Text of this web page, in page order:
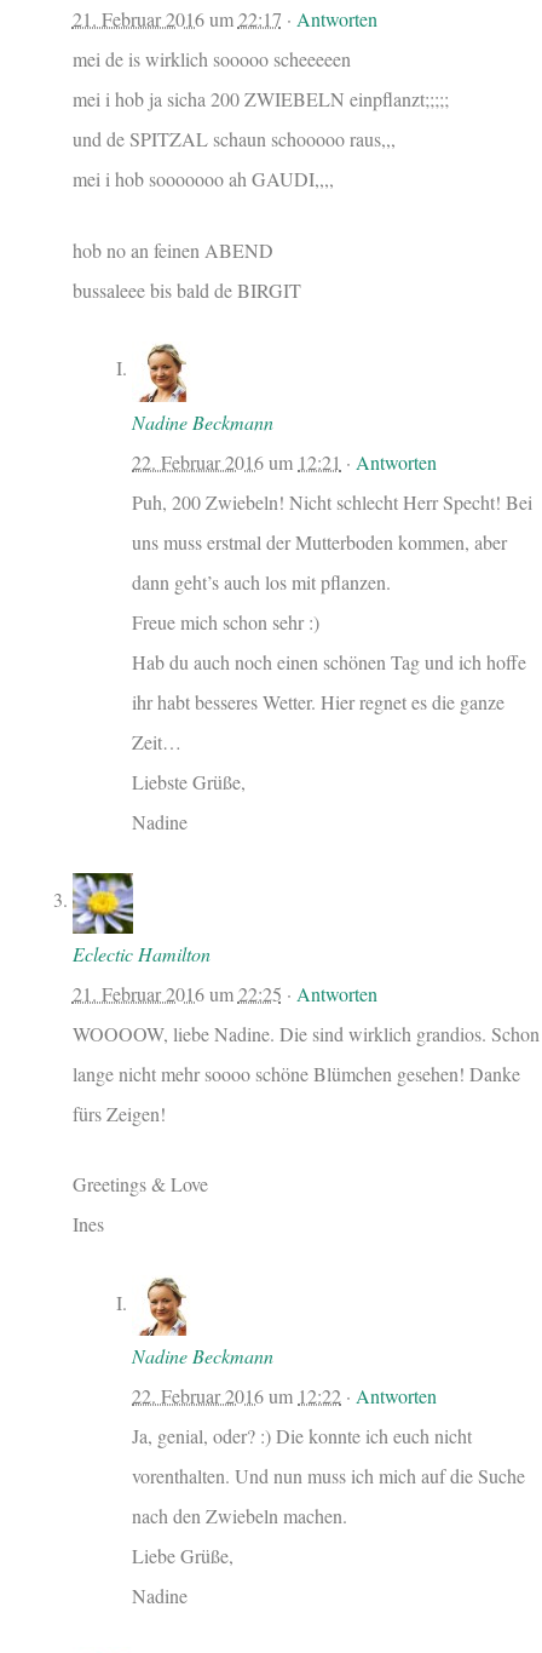
21. Februar 2016um22:17 · Antworten
mei de is wirklich sooooo scheeeeen
mei i hob ja sicha 200 ZWIEBELN einpflanzt;;;;;
und de SPITZAL schaun schooooo raus,,,
mei i hob sooooooo ah GAUDI,,,,
hob no an feinen ABEND
bussaleee bis bald de BIRGIT
Nadine Beckmann
22. Februar 2016um 12:21 · Antworten
Puh, 200 Zwiebeln! Nicht schlecht Herr Specht! Bei
uns muss erstmal der Mutterboden kommen, aber
dann geht’s auch los mit pflanzen.
Freue mich schon sehr :)
Hab du auch noch einen schönen Tag und ich hoffe
ihr habt besseres Wetter. Hier regnet es die ganze
Zeit…
Liebste Grüße,
Nadine
Eclectic Hamilton
21. Februar 2016um22:25 · Antworten
WOOOOW, liebe Nadine. Die sind wirklich grandios. Schon
lange nicht mehr soooo schöne Blümchen gesehen! Danke
fürs Zeigen!
Greetings & Love
Ines
Nadine Beckmann
22. Februar 2016um 12:22 ·Antworten
Ja, genial, oder? :) Die konnte ich euch nicht
vorenthalten. Und nun muss ich mich auf die Suche
nach den Zwiebeln machen.
Liebe Grüße,
Nadine